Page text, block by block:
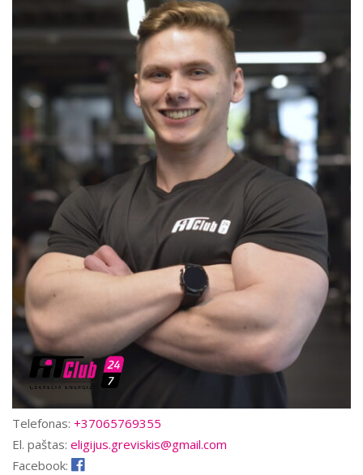
Telefonas: +37065769355
El. paštas: eligijus.greviskis@gmail.com
Facebook: